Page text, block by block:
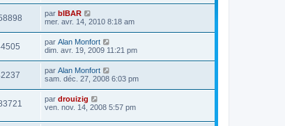
par bIBAR
mer. avr. 14, 2010 8:18 am
par Alan Monfort
dim. avr. 19, 2009 11:21 pm
par Alan Monfort
sam. déc. 27, 2008 6:03 pm
par drouizig
ven. nov. 14, 2008 5:57 pm